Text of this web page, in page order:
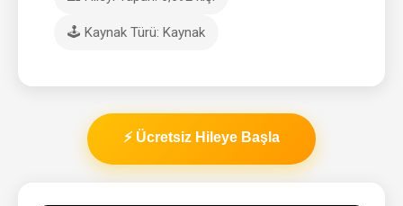
🕹️ Kaynak Türü: Kaynak
⚡ Ücretsiz Hileye Başla